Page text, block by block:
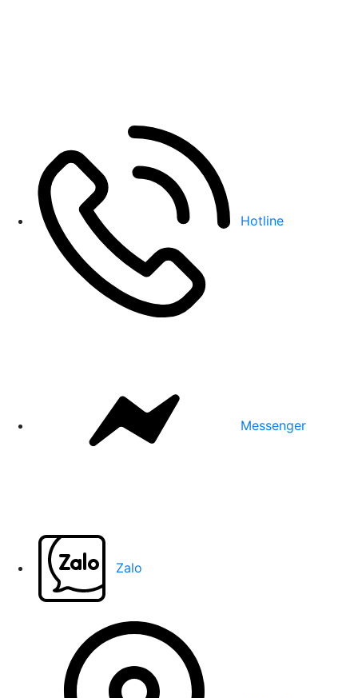
Hotline
Messenger
Zalo